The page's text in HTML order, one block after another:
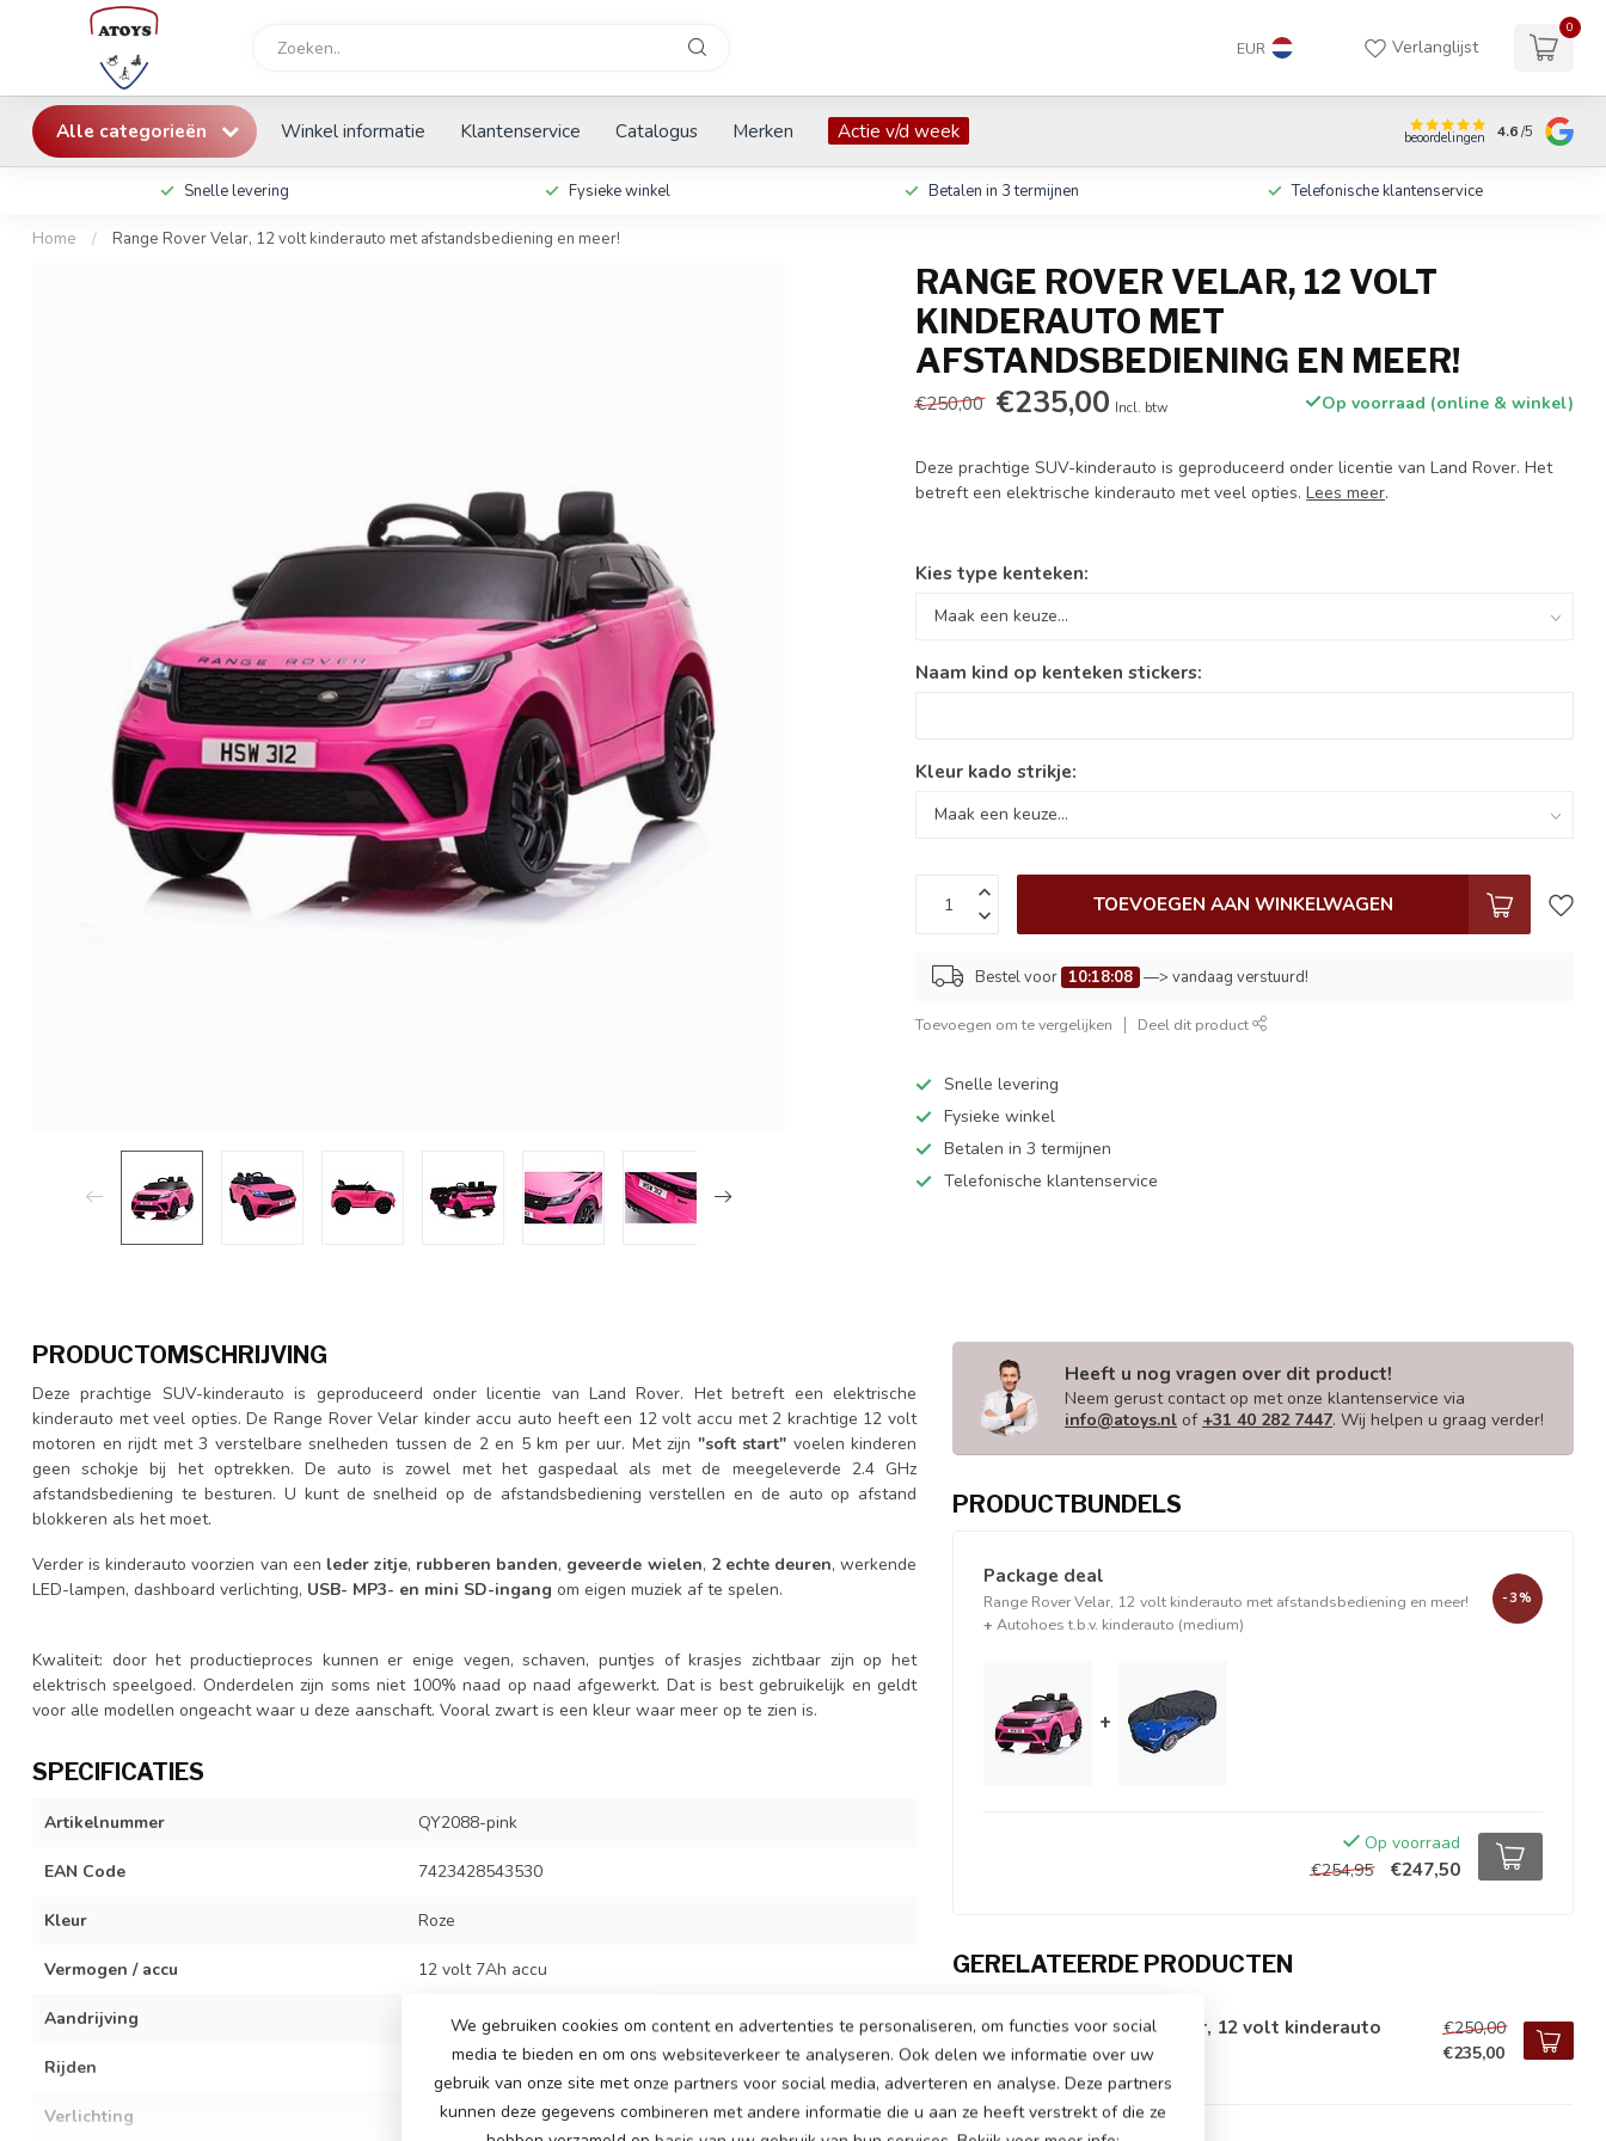
EUR Verlanglijst
0
Alle categorieën Winkel informatie Klantenservice Catalogus Merken Actie v/d week beoordelingen 4.6/5
Snelle levering Fysieke winkel Betalen in 3 termijnen Telefonische klantenservice
Home / Range Rover Velar, 12 volt kinderauto met afstandsbediening en meer!
RANGE ROVER VELAR, 12 VOLT
KINDERAUTO MET
AFSTANDSBEDIENING EN MEER!
€250,00 €235,00 Incl. btw Op voorraad (online & winkel)
Deze prachtige SUV-kinderauto is geproduceerd onder licentie van Land Rover. Het
betreft een elektrische kinderauto met veel opties.Lees meer.
Kies type kenteken:
Naam kind op kenteken stickers:
Kleur kado strikje:
TOEVOEGEN AAN WINKELWAGEN
Bestel voor 10:18:07 —> vandaag verstuurd!
Toevoegen om te vergelijken Deel dit product
Snelle levering
Fysieke winkel
Betalen in 3 termijnen
Telefonische klantenservice
PRODUCTOMSCHRIJVING
Deze prachtige SUV-kinderauto is geproduceerd onder licentie van Land Rover. Het betreft een elektrische
kinderauto met veel opties. De Range Rover Velar kinder accu auto heeft een 12 volt accu met 2 krachtige 12 volt
motoren en rijdt met 3 verstelbare snelheden tussen de 2 en 5 km per uur. Met zijn "soft start" voelen kinderen
geen schokje bij het optrekken. De auto is zowel met het gaspedaal als met de meegeleverde 2.4 GHz
afstandsbediening te besturen. U kunt de snelheid op de afstandsbediening verstellen en de auto op afstand
blokkeren als het moet.
Verder is kinderauto voorzien van een leder zitje, rubberen banden, geveerde wielen, 2 echte deuren, werkende
LED-lampen, dashboard verlichting, USB- MP3- en mini SD-ingang om eigen muziek af te spelen.
Kwaliteit: door het productieproces kunnen er enige vegen, schaven, puntjes of krasjes zichtbaar zijn op het
elektrisch speelgoed. Onderdelen zijn soms niet 100% naad op naad afgewerkt. Dat is best gebruikelijk en geldt
voor alle modellen ongeacht waar u deze aanschaft. Vooral zwart is een kleur waar meer op te zien is.
SPECIFICATIES
Artikelnummer QY2088-pink
EAN Code 7423428543530
Kleur Roze
Vermogen / accu 12 volt 7Ah accu
Aandrijving 2x 12 volt motoren, een motor op ieder achterwiel
Rijden 3 verstelbare snelheden tot5 km per uur
Verlichting
Ledverlichting: koplampen, achter lampen en dashboard
Heeft u nog vragen over dit product!
Neem gerust contact op met onze klantenservice via
info@atoys.nl of +31 40 282 7447. Wij helpen u graag verder!
PRODUCTBUNDELS
Package deal
Range Rover Velar, 12 volt kinderauto met afstandsbediening en meer!
+ Autohoes t.b.v. kinderauto (medium)
-3%
+
Op voorraad
€254,95
€247,50
GERELATEERDE PRODUCTEN
Range Rover Velar, 12 volt kinderauto
Op voorraad
€250,00
€235,00
We gebruiken cookies om content en advertenties te personaliseren, om functies voor social
media te bieden en om ons websiteverkeer te analyseren. Ook delen we informatie over uw
gebruik van onze site met onze partners voor social media, adverteren en analyse. Deze partners
kunnen deze gegevens combineren met andere informatie die u aan ze heeft verstrekt of die ze